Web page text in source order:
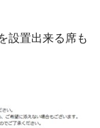
設置出来る席も